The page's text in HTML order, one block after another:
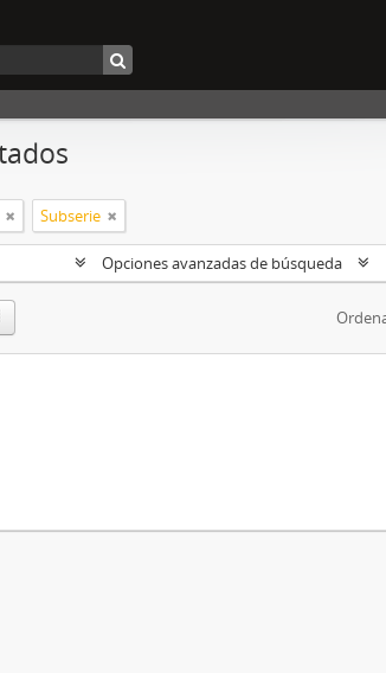
Subserie
Opciones avanzadas de búsqueda